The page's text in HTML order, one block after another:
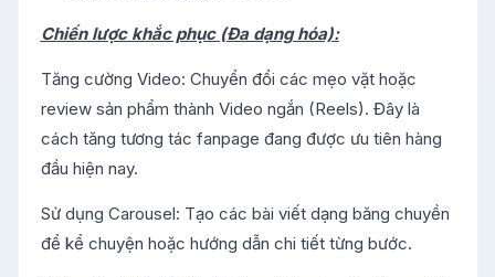
Chiến lược khắc phục (Đa dạng hóa):
Tăng cường Video: Chuyển đổi các mẹo vặt hoặc
review sản phẩm thành Video ngắn (Reels). Đây là
cách tăng tương tác fanpage đang được ưu tiên hàng
đầu hiện nay.
Sử dụng Carousel: Tạo các bài viết dạng băng chuyền
để kể chuyện hoặc hướng dẫn chi tiết từng bước.